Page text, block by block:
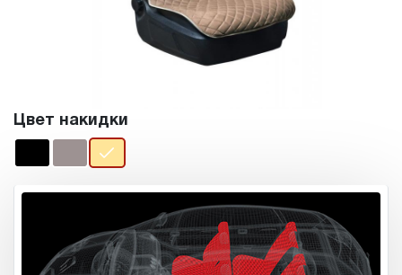
Цвет накидки